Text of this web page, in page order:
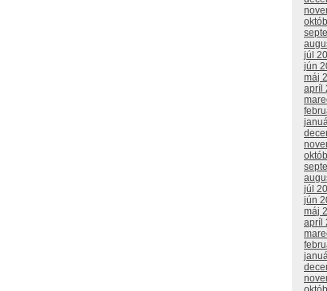
júl
jún
máj
apríl
júl
jún
máj
apríl